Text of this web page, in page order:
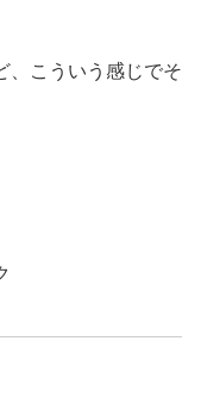
、こういう感じでそ